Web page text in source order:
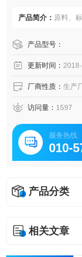
产品简介：
产品型号：
更新时间：
厂商性质： 生产
访问量： 1597
服务热线
010-
产品分类
相关文章